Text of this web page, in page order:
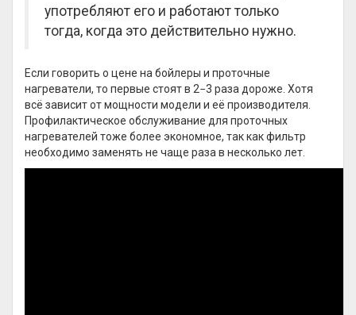
употребляют его и работают только
тогда, когда это действительно нужно.
Если говорить о цене на бойлеры и проточные
нагреватели, то первые стоят в 2−3 раза дороже. Хотя
всё зависит от мощности модели и её производителя.
Профилактическое обслуживание для проточных
нагревателей тоже более экономное, так как фильтр
необходимо заменять не чаще раза в несколько лет.